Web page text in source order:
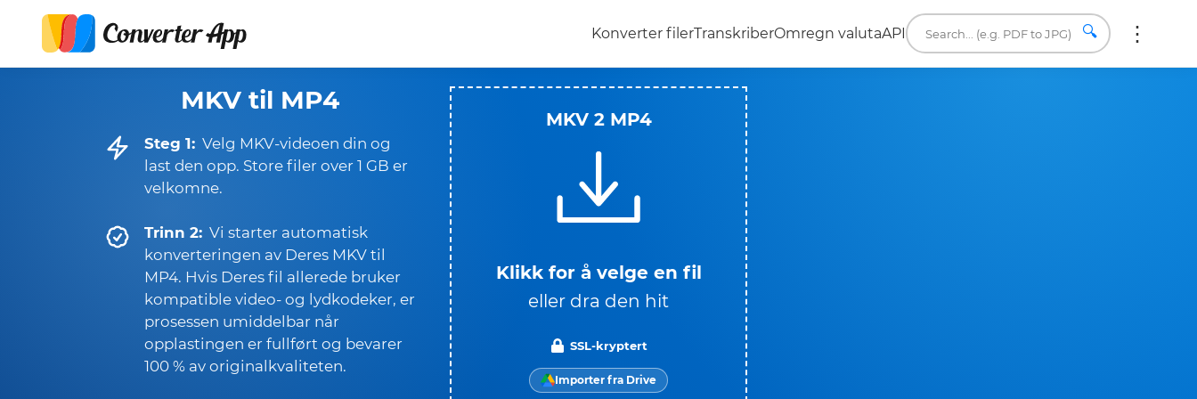
Konverter filerTranskriberOmregn valutaAPI 🔍
MKV til MP4
Steg 1: Velg MKV-videoen din og
last den opp. Store filer over 1 GB er
velkomne.
Trinn 2: Vi starter automatisk
konverteringen av Deres MKV til
MP4. Hvis Deres fil allerede bruker
kompatible video- og lydkodeker, er
prosessen umiddelbar når
opplastingen er fullført og bevarer
100 % av originalkvaliteten.
MKV 2 MP4
Klikk for å velge en fil
eller dra den hit
SSL-kryptert
Importer fra Drive